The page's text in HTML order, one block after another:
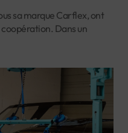
sa marque Carflex, ont
Dans un